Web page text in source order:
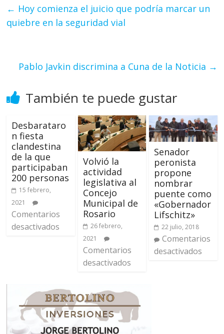
← Hoy comienza el juicio que podría marcar un
quiebre en la seguridad vial
Pablo Javkin discrimina a Cuna de la Noticia →
También te puede gustar
Desbarataro
n fiesta
clandestina
de la que
participaban
200 personas
15 febrero,
2021
Comentarios
desactivados
Volvió la
actividad
legislativa al
Concejo
Municipal de
Rosario
26 febrero,
2021
Comentarios
desactivados
Senador
peronista
propone
nombrar
puente como
«Gobernador
Lifschitz»
22 julio, 2018
Comentarios
desactivados